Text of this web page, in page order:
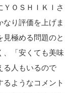
ＯＳＨＩＫＩさ
なり評価を上げま
見極める問題のと
、「安くても美味
る人もいるので
ようなコメント